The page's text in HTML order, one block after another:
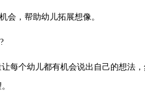
，帮助幼儿拓展想像。
个幼儿都有机会说出自己的想法，